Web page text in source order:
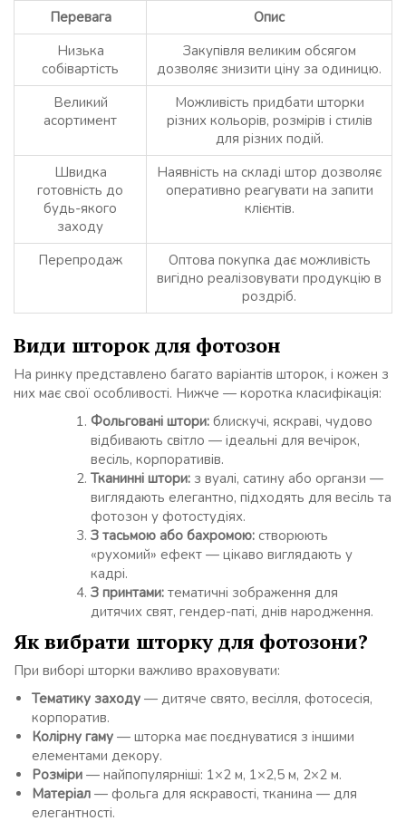
Перевага
Опис
Низька
собівартість
Закупівля великим обсягом
дозволяє знизити ціну за одиницю.
Великий
асортимент
Можливість придбати шторки
різних кольорів, розмірів і стилів
для різних подій.
Швидка
готовність до
будь-якого
заходу
Наявність на складі штор дозволяє
оперативно реагувати на запити
клієнтів.
Перепродаж
Оптова покупка дає можливість
вигідно реалізовувати продукцію в
роздріб.
Види шторок для фотозон
На ринку представлено багато варіантів шторок, і кожен з
них має свої особливості. Нижче — коротка класифікація:
Фольговані штори: блискучі, яскраві, чудово
відбивають світло — ідеальні для вечірок,
весіль, корпоративів.
Тканинні штори: з вуалі, сатину або органзи —
виглядають елегантно, підходять для весіль та
фотозон у фотостудіях.
З тасьмою або бахромою: створюють
«рухомий» ефект — цікаво виглядають у
кадрі.
З принтами: тематичні зображення для
дитячих свят, гендер-паті, днів народження.
Як вибрати шторку для фотозони?
При виборі шторки важливо враховувати:
Тематику заходу — дитяче свято, весілля, фотосесія,
корпоратив.
Колірну гаму — шторка має поєднуватися з іншими
елементами декору.
Розміри — найпопулярніші: 1×2 м, 1×2,5 м, 2×2 м.
Матеріал — фольга для яскравості, тканина — для
елегантності.